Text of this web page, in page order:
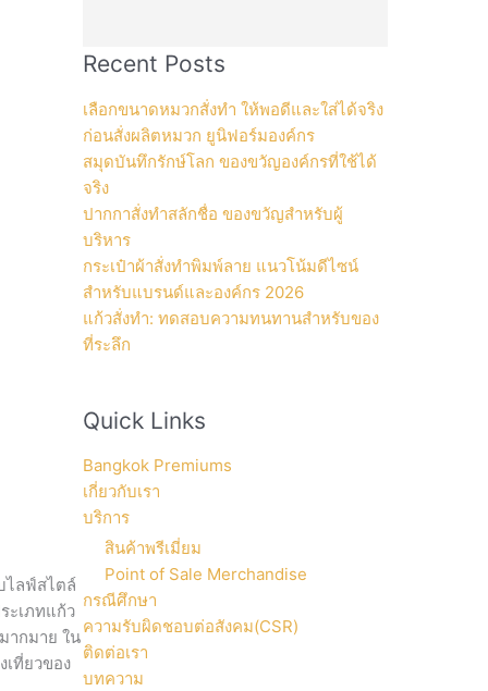
ไลฟ์สไตล์
ะเภทแก้ว
ากมาย ใน
เที่ยวของ
Recent Posts
เลือกขนาดหมวกสั่งทำ ให้พอดีและใส่ได้จริง
ก่อนสั่งผลิตหมวก ยูนิฟอร์มองค์กร
สมุดบันทึกรักษ์โลก ของขวัญองค์กรที่ใช้ได้
จริง
ปากกาสั่งทำสลักชื่อ ของขวัญสำหรับผู้
บริหาร
กระเป๋าผ้าสั่งทำพิมพ์ลาย แนวโน้มดีไซน์
สำหรับแบรนด์และองค์กร 2026
แก้วสั่งทำ: ทดสอบความทนทานสำหรับของ
ที่ระลึก
Quick Links
Bangkok Premiums
เกี่ยวกับเรา
บริการ
สินค้าพรีเมี่ยม
Point of Sale Merchandise
กรณีศึกษา
ความรับผิดชอบต่อสังคม(CSR)
ติดต่อเรา
บทความ